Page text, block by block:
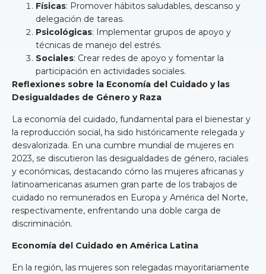
Físicas: Promover hábitos saludables, descanso y
delegación de tareas.
Psicológicas: Implementar grupos de apoyo y
técnicas de manejo del estrés.
Sociales: Crear redes de apoyo y fomentar la
participación en actividades sociales.
Reflexiones sobre la Economía del Cuidado y las
Desigualdades de Género y Raza
La economía del cuidado, fundamental para el bienestar y
la reproducción social, ha sido históricamente relegada y
desvalorizada. En una cumbre mundial de mujeres en
2023, se discutieron las desigualdades de género, raciales
y económicas, destacando cómo las mujeres africanas y
latinoamericanas asumen gran parte de los trabajos de
cuidado no remunerados en Europa y América del Norte,
respectivamente, enfrentando una doble carga de
discriminación.
Economía del Cuidado en América Latina
En la región, las mujeres son relegadas mayoritariamente